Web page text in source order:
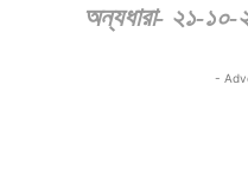
অন্যধারা- ২১-
-